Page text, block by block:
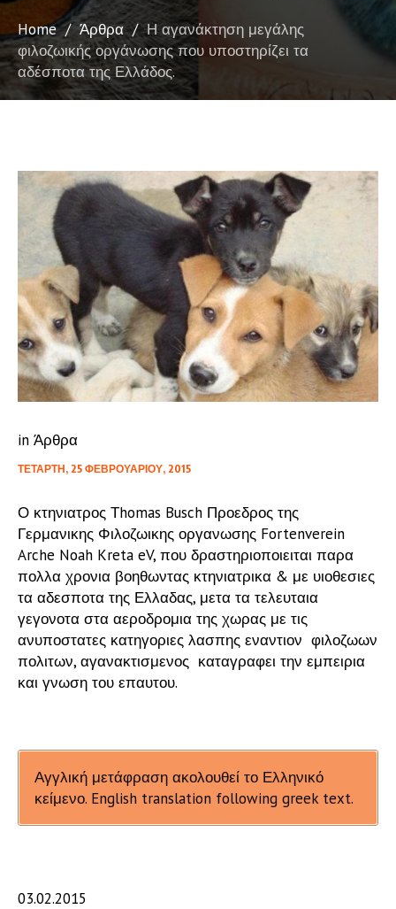
Home / Άρθρα / Η αγανάκτηση μεγάλης
φιλοζωικής οργάνωσης που υποστηρίζει τα
αδέσποτα της Ελλάδος.
in Άρθρα
ΤΕΤΆΡΤΗ, 25 ΦΕΒΡΟΥΑΡΊΟΥ, 2015
Ο κτηνιατρος Τhomas Busch Προεδρος της
Γερμανικης Φιλοζωικης οργανωσης Fortenverein
Arche Noah Kreta eV, που δραστηριοποιειται παρα
πολλα χρονια βοηθωντας κτηνιατρικα & με υιοθεσιες
τα αδεσποτα της Ελλαδας, μετα τα τελευταια
γεγονοτα στα αεροδρομια της χωρας με τις
ανυποστατες κατηγοριες λασπης εναντιον φιλοζωων
πολιτων, αγανακτισμενος καταγραφει την εμπειρια
και γνωση του επαυτου.
Αγγλική μετάφραση ακολουθεί το Ελληνικό
κείμενο. English translation following greek text.
03.02.2015